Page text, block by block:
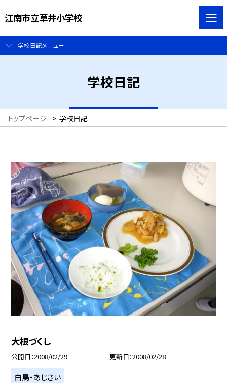
江南市立草井小学校
学校日記メニュー
学校日記
トップページ > 学校日記
大根づくし
公開日 2008/02/29 更新日 2008/02/28
白鳥・あじさい